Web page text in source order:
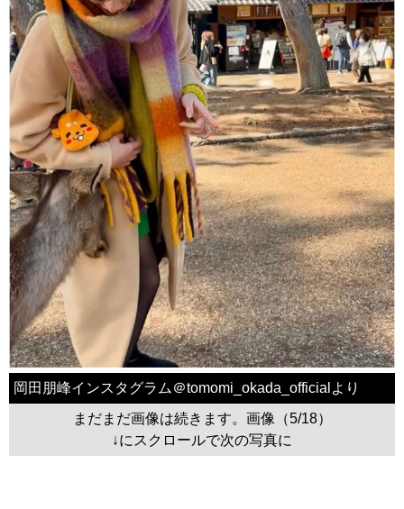
岡田朋峰インスタグラム＠tomomi_okada_officialより
まだまだ画像は続きます。画像（5/18）
↓にスクロールで次の写真に